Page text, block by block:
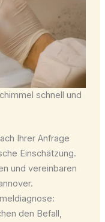
schnell und
Ihrer Anfrage
Einschätzung.
und vereinbaren
den Befall,